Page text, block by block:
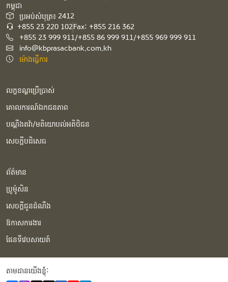
កម្ពុជា​
ប្រអប់សំបុត្រ៖ 2412
+855 23 220 102Fax: +855 216 362
+855 23 999 911/+855 86 999 911/+855 969 999 911
info@kbprasacbank.com.kh
ម៉ោងធ្វើការ
លក្ខខណ្ឌប្រើប្រាស់
គោលការណ៍ឯកជនភាព
បណ្ដឹងតវ៉ា/មតិយោបល់អតិថិជន
សេចក្ដីបដិសេធ
ព័ត៌មាន
ប្រូម៉ូសិន
សេចក្ដីជូនដំណឹង
ឱកាសការងារ
ផែនទីវេបសាយត៍
តាមដានយើងខ្ញុំំ: